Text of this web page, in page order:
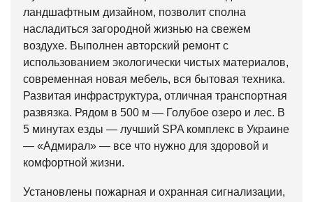
ландшафтным дизайном, позволит сполна
насладиться загородной жизнью на свежем
воздухе. Выполнен авторский ремонт с
использованием экологически чистых материалов,
современная новая мебель, вся бытовая техника.
Развитая инфраструктура, отличная транспортная
развязка. Рядом в 500 м — Голубое озеро и лес. В
5 минутах езды — лучший SPA комплекс в Украине
— «Адмирал» — все что нужно для здоровой и
комфортной жизни.
Установлены пожарная и охранная сигнализации,